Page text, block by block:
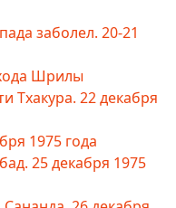
заболел. 20-21
Шрилы
Тхакура. 22 декабря
1975 года
25 декабря 1975